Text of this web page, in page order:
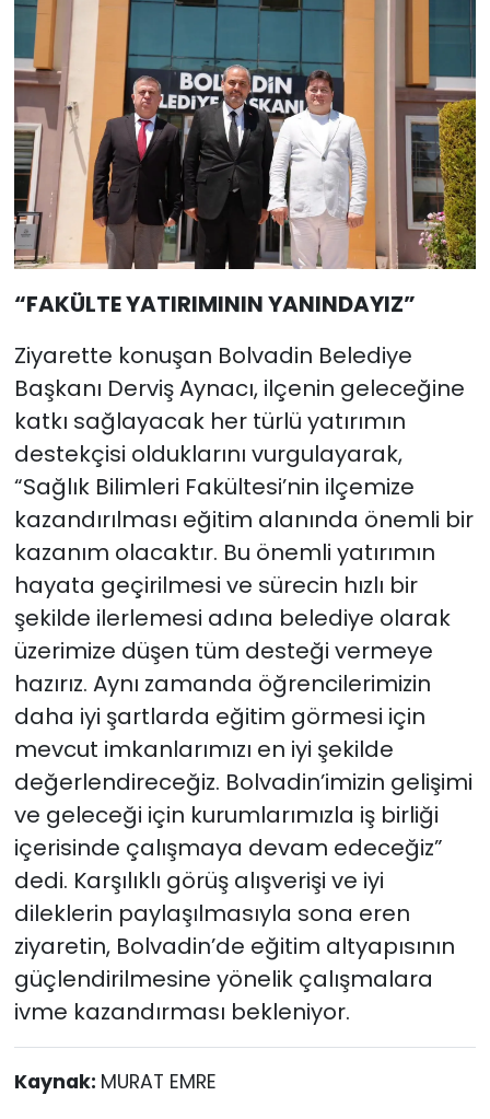
“FAKÜLTE YATIRIMININ YANINDAYIZ”
Ziyarette konuşan Bolvadin Belediye
Başkanı Derviş Aynacı, ilçenin geleceğine
katkı sağlayacak her türlü yatırımın
destekçisi olduklarını vurgulayarak,
“Sağlık Bilimleri Fakültesi’nin ilçemize
kazandırılması eğitim alanında önemli bir
kazanım olacaktır. Bu önemli yatırımın
hayata geçirilmesi ve sürecin hızlı bir
şekilde ilerlemesi adına belediye olarak
üzerimize düşen tüm desteği vermeye
hazırız. Aynı zamanda öğrencilerimizin
daha iyi şartlarda eğitim görmesi için
mevcut imkanlarımızı en iyi şekilde
değerlendireceğiz. Bolvadin’imizin gelişimi
ve geleceği için kurumlarımızla iş birliği
içerisinde çalışmaya devam edeceğiz”
dedi. Karşılıklı görüş alışverişi ve iyi
dileklerin paylaşılmasıyla sona eren
ziyaretin, Bolvadin’de eğitim altyapısının
güçlendirilmesine yönelik çalışmalara
ivme kazandırması bekleniyor.
Kaynak: MURAT EMRE